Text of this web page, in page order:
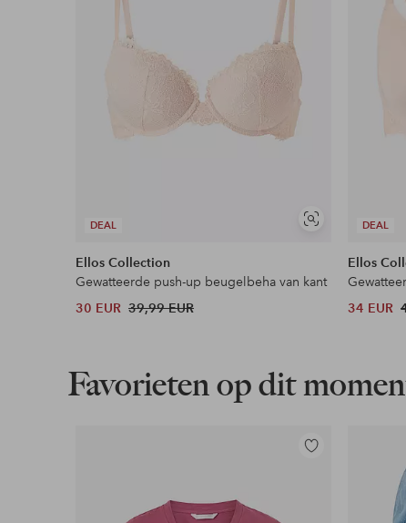
DEAL
Soortgelijke
Ellos Collection
Gewatteerde push-up beugelbeha van kant
30 EUR 39,99 EUR
DEAL
Ellos
34 EUR
Favorieten op dit
Toevoegen